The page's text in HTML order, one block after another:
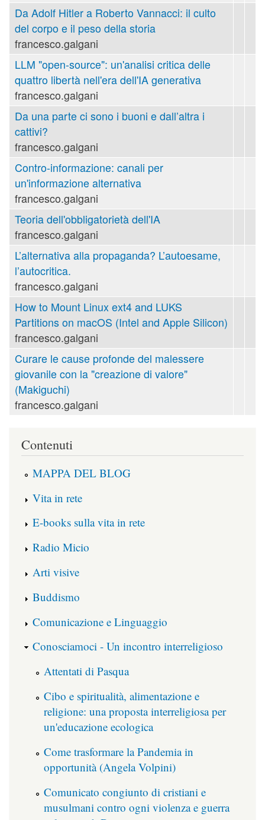
Da Adolf Hitler a Roberto Vannacci: il culto
del corpo e il peso della storia
francesco.galgani
LLM "open-source": un'analisi critica delle
quattro libertà nell'era dell'IA generativa
francesco.galgani
Da una parte ci sono i buoni e dall’altra i
cattivi?
francesco.galgani
Contro-informazione: canali per
un'informazione alternativa
francesco.galgani
Teoria dell'obbligatorietà dell'IA
francesco.galgani
L’alternativa alla propaganda? L’autoesame,
l’autocritica.
francesco.galgani
How to Mount Linux ext4 and LUKS
Partitions on macOS (Intel and Apple Silicon)
francesco.galgani
Curare le cause profonde del malessere
giovanile con la "creazione di valore"
(Makiguchi)
francesco.galgani
Contenuti
MAPPA DEL BLOG
Vita in rete
E-books sulla vita in rete
Radio Micio
Arti visive
Buddismo
Comunicazione e Linguaggio
Conosciamoci - Un incontro interreligioso
Attentati di Pasqua
Cibo e spiritualità, alimentazione e
religione: una proposta interreligiosa per
un'educazione ecologica
Come trasformare la Pandemia in
opportunità (Angela Volpini)
Comunicato congiunto di cristiani e
musulmani contro ogni violenza e guerra